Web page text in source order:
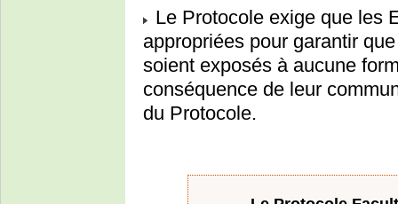
Le Protocole exige que les
appropriées pour garantir
soient exposés à aucune
conséquence de leur
du Protocole.